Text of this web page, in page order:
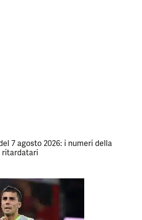
7 agosto 2026: i numeri della
ritardatari